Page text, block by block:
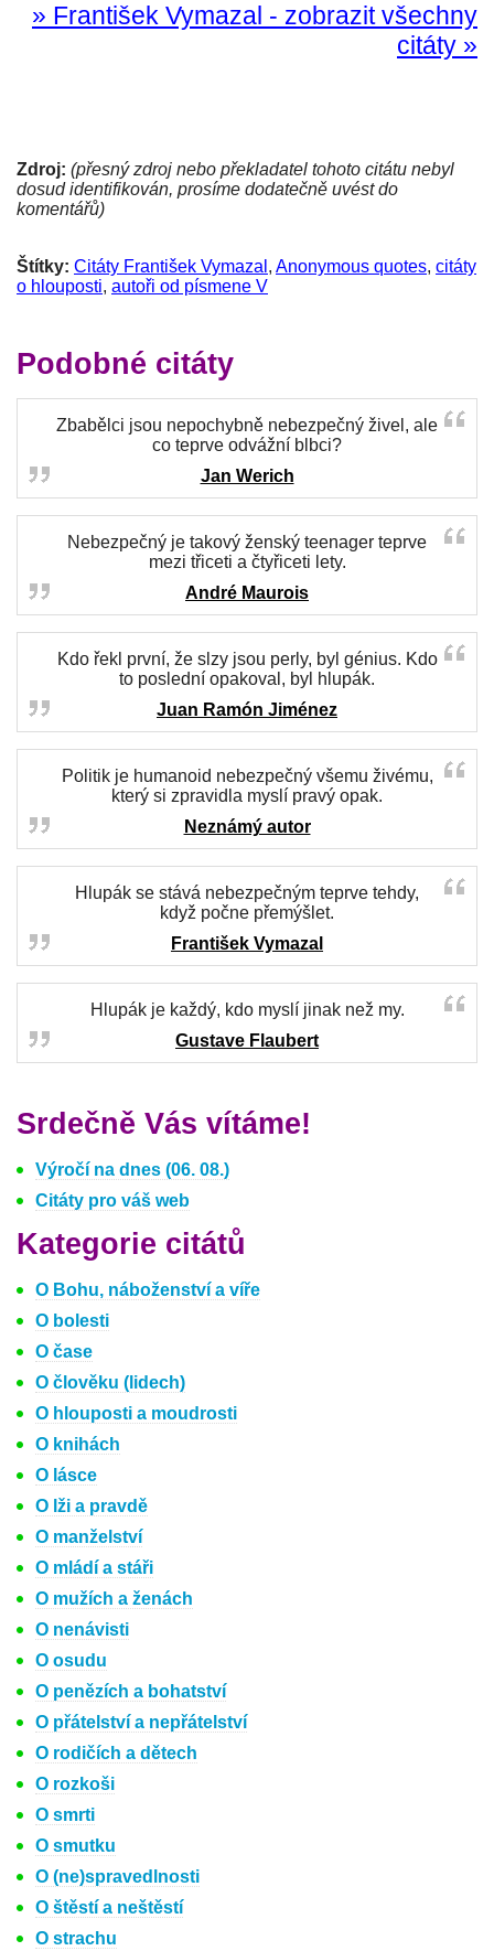
» František Vymazal - zobrazit všechny
citáty »
Zdroj: (přesný zdroj nebo překladatel tohoto citátu nebyl
dosud identifikován, prosíme dodatečně uvést do
komentářů)
Štítky: Citáty František Vymazal , Anonymous quotes, citáty
o hlouposti, autoři od písmene V
Podobné citáty
Zbabělci jsou nepochybně nebezpečný živel, ale
co teprve odvážní blbci?
Jan Werich
Nebezpečný je takový ženský teenager teprve
mezi třiceti a čtyřiceti lety.
André Maurois
Kdo řekl první, že slzy jsou perly, byl génius. Kdo
to poslední opakoval, byl hlupák.
Juan Ramón Jiménez
Politik je humanoid nebezpečný všemu živému,
který si zpravidla myslí pravý opak.
Neznámý autor
Hlupák se stává nebezpečným teprve tehdy,
když počne přemýšlet.
František Vymazal
Hlupák je každý, kdo myslí jinak než my.
Gustave Flaubert
Srdečně Vás vítáme!
Výročí na dnes (06. 08.)
Citáty pro váš web
Kategorie citátů
O Bohu, náboženství a víře
O bolesti
O čase
O člověku (lidech)
O hlouposti a moudrosti
O knihách
O lásce
O lži a pravdě
O manželství
O mládí a stáři
O mužích a ženách
O nenávisti
O osudu
O penězích a bohatství
O přátelství a nepřátelství
O rodičích a dětech
O rozkoši
O smrti
O smutku
O (ne)spravedlnosti
O štěstí a neštěstí
O strachu